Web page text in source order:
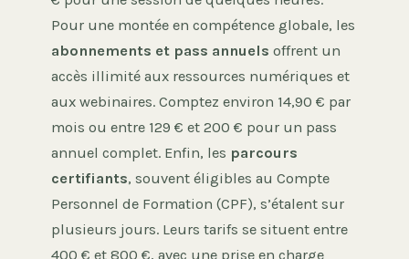
Pour une montée en compétence globale, les
abonnements et pass annuels offrent un
accès illimité aux ressources numériques et
aux webinaires. Comptez environ 14,90 € par
mois ou entre 129 € et 200 € pour un pass
annuel complet. Enfin, les parcours
certifiants, souvent éligibles au Compte
Personnel de Formation (CPF), s’étalent sur
plusieurs jours. Leurs tarifs se situent entre
400 € et 800 €, avec une prise en charge